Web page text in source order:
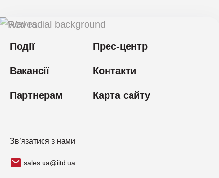
Події Прес-центр
Вакансії Контакти
Партнерам Карта сайту
Зв’язатися з нами
sales.ua@iitd.ua